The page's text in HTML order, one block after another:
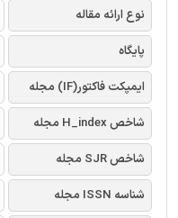
نوع ارائه مقاله
پایگاه
ایمپکت فاکتور(IF) مجله
شاخص H_index مجله
شاخص SJR مجله
شناسه ISSN مجله